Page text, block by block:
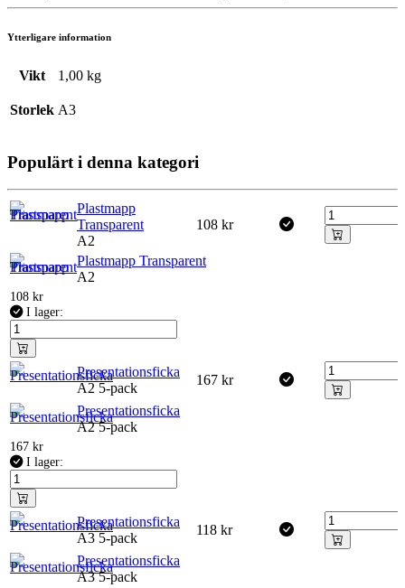
Ytterligare information
Vikt 1,00 kg
Storlek A3
Populärt i denna kategori
Plastmapp
Transparent
A2
108 kr
Plastmapp Transparent
A2
108 kr
I lager:
Presentationsficka
A2 5-pack
167 kr
Presentationsficka
A2 5-pack
167 kr
I lager:
Presentationsficka
A3 5-pack
118 kr
Presentationsficka
A3 5-pack